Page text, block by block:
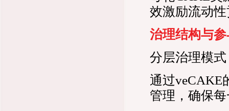
效激励流动
治理结构与
分层治理模式
通过veCAKE
管理，确保